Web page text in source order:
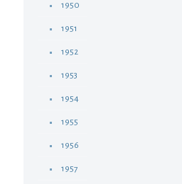
1950
1951
1952
1953
1954
1955
1956
1957